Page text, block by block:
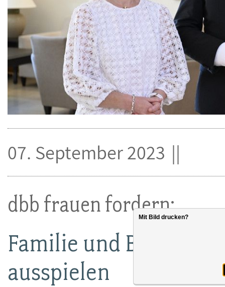
dbb frauen fordern:
Familie und Beruf
ausspielen
07. September 2023
Mit Bild drucken?